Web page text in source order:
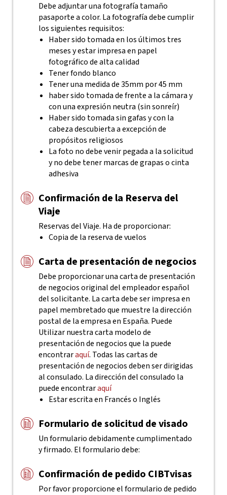
Debe adjuntar una fotografía tamaño
pasaporte a color. La fotografía debe cumplir
los siguientes requisitos:
Haber sido tomada en los últimos tres
meses y estar impresa en papel
fotográfico de alta calidad
Tener fondo blanco
Tener una medida de 35mm por 45 mm
haber sido tomada de frente a la cámara y
con una expresión neutra (sin sonreír)
Haber sido tomada sin gafas y con la
cabeza descubierta a excepción de
propósitos religiosos
La foto no debe venir pegada a la solicitud
y no debe tener marcas de grapas o cinta
adhesiva
Confirmación de la Reserva del
Viaje
Reservas del Viaje. Ha de proporcionar:
Copia de la reserva de vuelos
Carta de presentación de negocios
Debe proporcionar una carta de presentación
de negocios original del empleador español
del solicitante. La carta debe ser impresa en
papel membretado que muestre la dirección
postal de la empresa en España. Puede
Utilizar nuestra carta modelo de
presentación de negocios que la puede
encontraraquí. Todas las cartas de
presentación de negocios deben ser dirigidas
al consulado. La dirección del consulado la
puede encontraraquí
Estar escrita en Francés o Inglés
Formulario de solicitud de visado
Un formulario debidamente cumplimentado
y firmado. El formulario debe:
Confirmación de pedido CIBTvisas
Por favor proporcione el formulario de pedido